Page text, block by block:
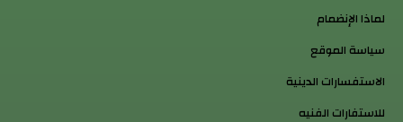
لماذا الإنضمام
سياسة الموقع
الاستفسارات الدينية
للاستفارات الفنيه